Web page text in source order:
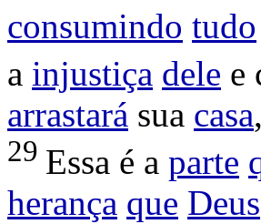
consumindo tudo
a injustiça dele e
arrastará sua casa
29 Essa é a parte
herança que Deus